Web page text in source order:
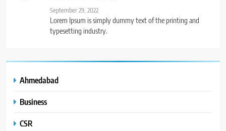
September 29, 2022
Lorem Ipsum is simply dummy text of the printing and
typesetting industry.
Ahmedabad
Business
CSR